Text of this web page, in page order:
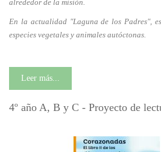
alrededor de la misión.
En la actualidad "Laguna de los Padres",
especies vegetales y animales autóctonas.
Leer más...
4º año A, B y C - Proyecto de